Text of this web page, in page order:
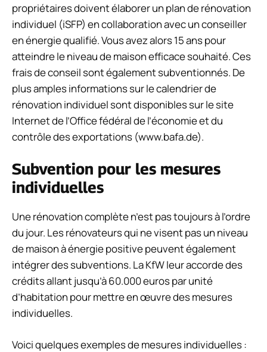
propriétaires doivent élaborer un plan de rénovation
individuel (iSFP) en collaboration avec un conseiller
en énergie qualifié. Vous avez alors 15 ans pour
atteindre le niveau de maison efficace souhaité. Ces
frais de conseil sont également subventionnés. De
plus amples informations sur le calendrier de
rénovation individuel sont disponibles sur le site
Internet de l’Office fédéral de l’économie et du
contrôle des exportations (www.bafa.de).
Subvention pour les mesures
individuelles
Une rénovation complète n’est pas toujours à l’ordre
du jour. Les rénovateurs qui ne visent pas un niveau
de maison à énergie positive peuvent également
intégrer des subventions. La KfW leur accorde des
crédits allant jusqu’à 60.000 euros par unité
d’habitation pour mettre en œuvre des mesures
individuelles.
Voici quelques exemples de mesures individuelles :